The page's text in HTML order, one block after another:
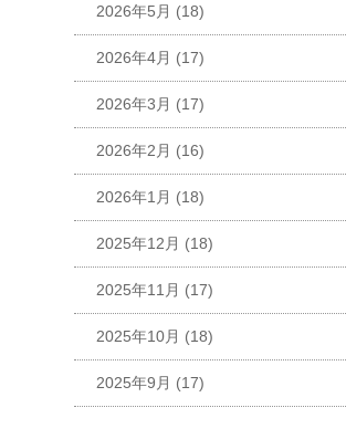
2026年5月 (18)
2026年4月 (17)
2026年3月 (17)
2026年2月 (16)
2026年1月 (18)
2025年12月 (18)
2025年11月 (17)
2025年10月 (18)
2025年9月 (17)